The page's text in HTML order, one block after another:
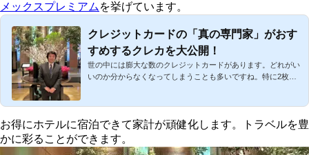
メックスプレミアム を挙げています。
クレジットカードの「真の専門家」がおす
すめするクレカを大公開！
世の中には膨大な数のクレジットカードがあります。どれがい
いのか分からなくなってしまうことも多いですね。特に2枚持
お得にホテルに宿泊できて家計が頑健化します。トラベルを豊
かに彩ることができます。